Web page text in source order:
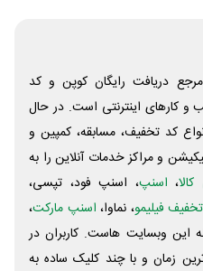
دریافت رایگان کوپن و کد
کارهای اینترنتی است. در حال
کد تخفیف، مسابقه، کمپین و
و مراکز خدمات آنلاین را به
، اسنپ، اسنپ فود، تپسی،
فیلیمو، نماوا، اسنپ مارکت،
این وبسایت ‌هاست. کاربران در
زمان و با چند کلیک ساده به